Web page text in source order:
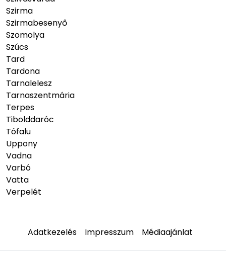
Szirma
Szirmabesenyő
Szomolya
Szúcs
Tard
Tardona
Tarnalelesz
Tarnaszentmária
Terpes
Tibolddaróc
Tófalu
Uppony
Vadna
Varbó
Vatta
Verpelét
Adatkezelés Impresszum Médiaajánlat